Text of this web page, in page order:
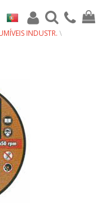
INDUSTR.